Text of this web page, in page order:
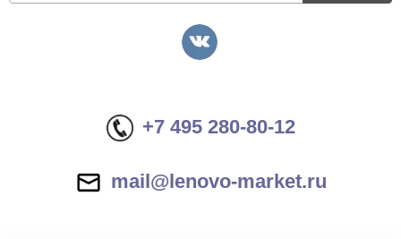
+7 495 280-80-12
mail@lenovo-market.ru